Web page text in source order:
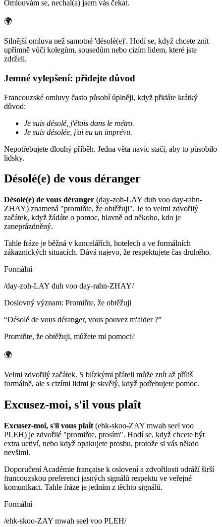
Omlouvám se, nechal(a) jsem vás čekat.
🌍
Silnější omluva než samotné 'désolé(e)'. Hodí se, když chcete znít
upřímně vůči kolegům, sousedům nebo cizím lidem, které jste
zdrželi.
Jemné vylepšení: přidejte důvod
Francouzské omluvy často působí úplněji, když přidáte krátký
důvod:
Je suis désolé, j'étais dans le métro.
Je suis désolée, j'ai eu un imprévu.
Nepotřebujete dlouhý příběh. Jedna věta navíc stačí, aby to působilo
lidsky.
Désolé(e) de vous déranger
Désolé(e) de vous déranger (day-zoh-LAY duh voo day-rahn-
ZHAY) znamená "promiňte, že obtěžuji". Je to velmi zdvořilý
začátek, když žádáte o pomoc, hlavně od někoho, kdo je
zaneprázdněný.
Tahle fráze je běžná v kancelářích, hotelech a ve formálních
zákaznických situacích. Dává najevo, že respektujete čas druhého.
Formální
/day-zoh-LAY duh voo day-rahn-ZHAY/
Doslovný význam: Promiňte, že obtěžuji
“Désolé de vous déranger, vous pouvez m'aider ?”
Promiňte, že obtěžuji, můžete mi pomoct?
🌍
Velmi zdvořilý začátek. S blízkými přáteli může znít až příliš
formálně, ale s cizími lidmi je skvělý, když potřebujete pomoc.
Excusez-moi, s'il vous plaît
Excusez-moi, s'il vous plaît (ehk-skoo-ZAY mwah seel voo
PLEH) je zdvořilé "promiňte, prosím". Hodí se, když chcete být
extra uctiví, nebo když opakujete prosbu, protože si vás někdo
nevšiml.
Doporučení Académie française k oslovení a zdvořilosti odráží širší
francouzskou preferenci jasných signálů respektu ve veřejné
komunikaci. Tahle fráze je jedním z těchto signálů.
Formální
/ehk-skoo-ZAY mwah seel voo PLEH/